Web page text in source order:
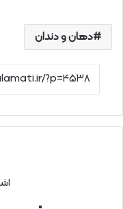
دهان و دندان